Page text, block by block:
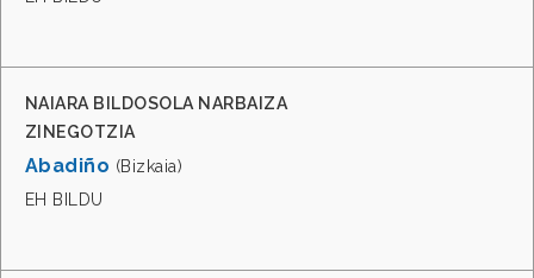
NAIARA BILDOSOLA NARBAIZA
ZINEGOTZIA
Abadiño (Bizkaia)
EH BILDU